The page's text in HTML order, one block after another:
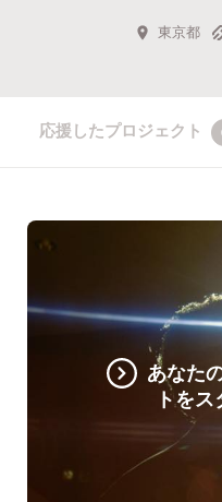
東京都
応援したプロジェクト
あなた
トを